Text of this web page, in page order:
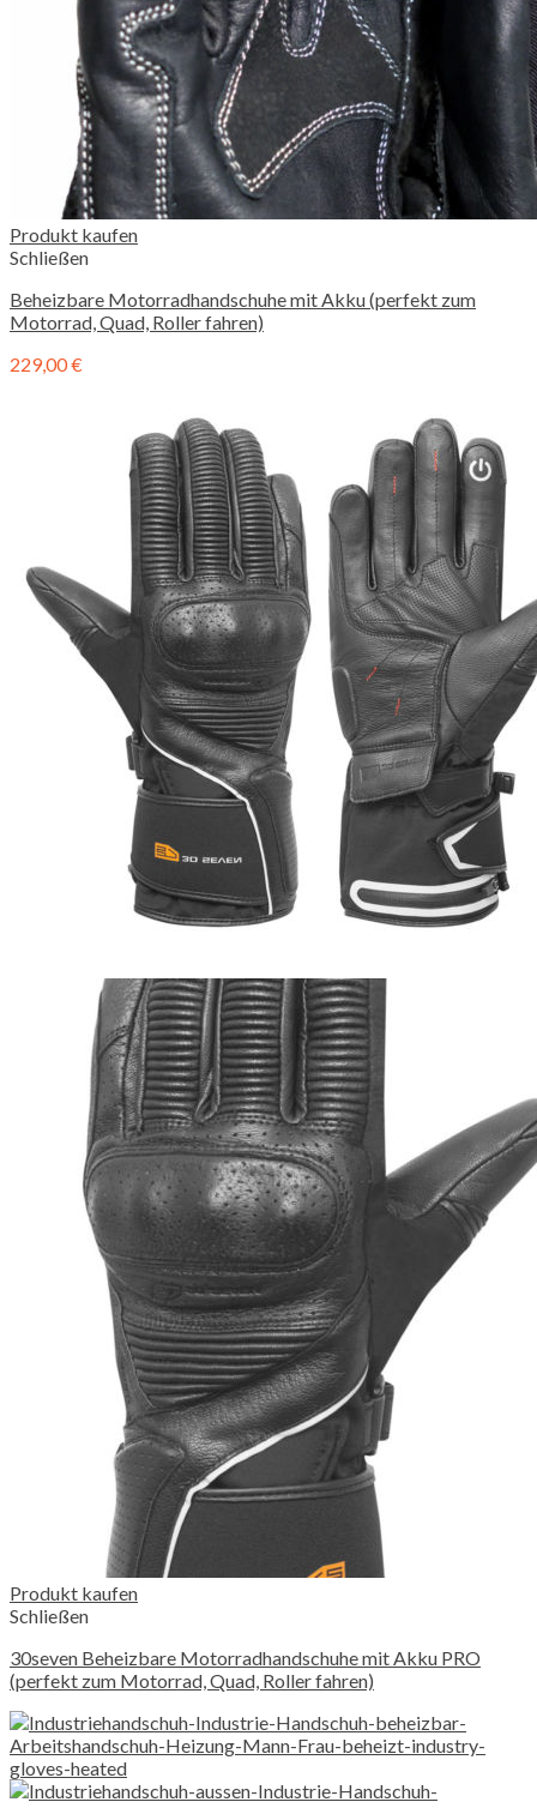
Produkt kaufen
Schließen
Beheizbare Motorradhandschuhe mit Akku (perfekt zum
Motorrad, Quad, Roller fahren)
229,00€
Produkt kaufen
Schließen
30seven Beheizbare Motorradhandschuhe mit Akku PRO
(perfekt zum Motorrad, Quad, Roller fahren)